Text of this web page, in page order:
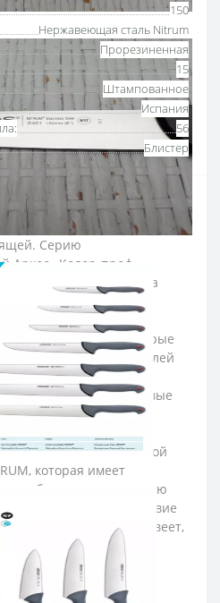
150
Нержавеющая сталь Nitrum
Прорезиненная
15
Штампованное
Испания
56
Блистер
150 мм серии «Колор-
для обработки мясной туши,
Серию
Аркос «Колор-проф»
использования на
производств.
серию ножей мясника
и ресторанам, которые
HACCP. Для этих целей
кодировку по
полипропиленовые
цветов.
из эксклюзивной
которая имеет
повышенную
В результате лезвие
не тупится, не ржавеет,
срок службы,
эффективность